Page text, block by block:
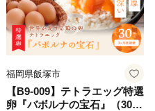
福岡県飯塚市
【B9-009】テトラエッグ特選
卵『バボルナの宝石』（30